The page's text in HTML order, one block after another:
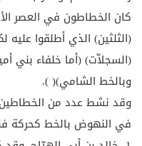
كان الخطاطون في العصر
(الثلثين) الذي أطلقوا
(السجلاّت) (أما خلفاء بني
وبالخط الشامي)( ).
وقد نشط عدد من الخطاطين
في النهوض بالخط كحركة